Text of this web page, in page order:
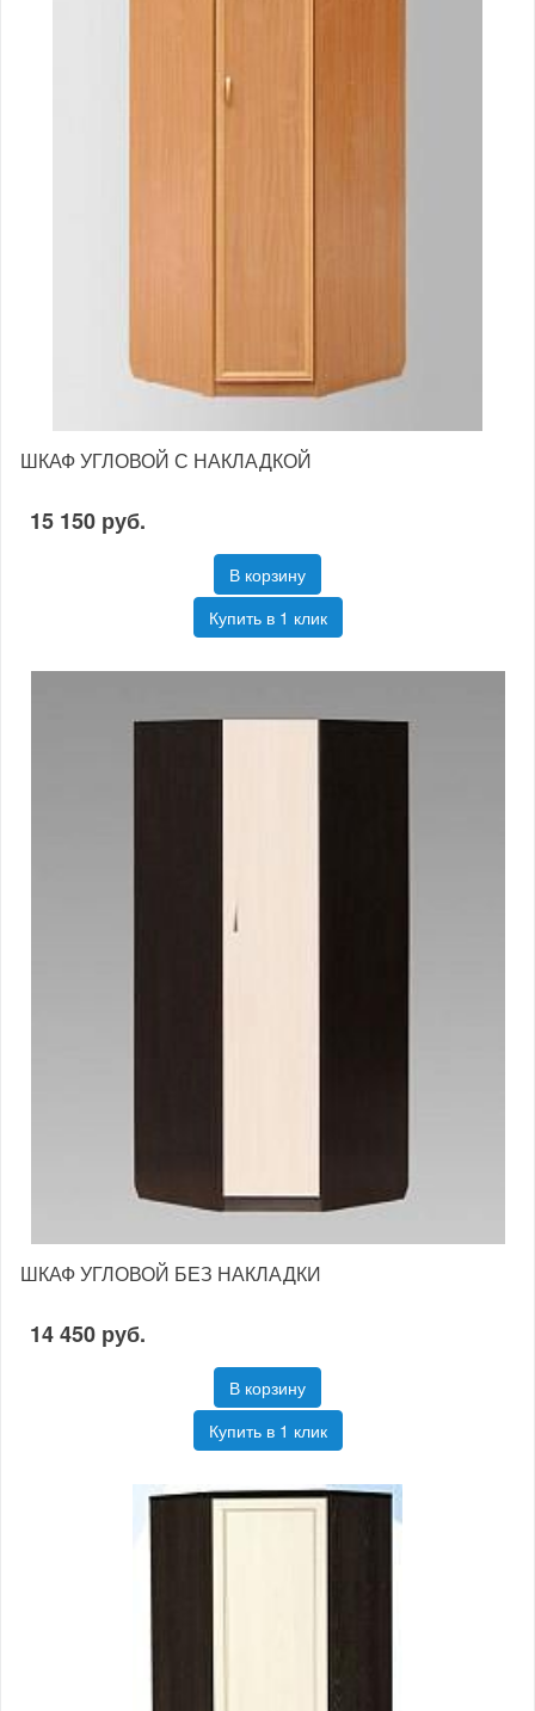
ШКАФ УГЛОВОЙ С НАКЛАДКОЙ
15 150 руб.
В корзину
Купить в 1 клик
ШКАФ УГЛОВОЙ БЕЗ НАКЛАДКИ
14 450 руб.
В корзину
Купить в 1 клик